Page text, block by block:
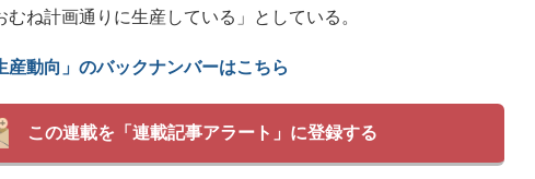
ね計画通りに生産している」としている。
動向」のバックナンバーはこちら
この連載を「連載記事アラート」に登録する